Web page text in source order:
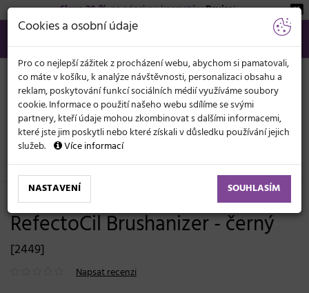
Sleva 20 %na pánskou kosmetikuBeviro!
566 440 099
info@svetkadernictvi.cz
Po−pá: 8−17
Vše o nákupu Kč
KATEGORIE
MENU
Kosmetické potřeby Řasy a obočí Nástroje a pomůcky
Stojánek na odkládání štětečků
RefectoCil Brushanizer - černý
[2449]
Napsat recenzi
Cookies a osobní údaje
Pro co nejlepší zážitek z procházení webu, abychom si pamatovali,
co máte v košíku, k analýze návštěvnosti, personalizaci obsahu a
reklam, poskytování funkcí sociálních médií využíváme soubory
cookie. Informace o použití našeho webu sdílíme se svými
partnery, kteří údaje mohou zkombinovat s dalšími informacemi,
které jste jim poskytli nebo které získali v důsledku používání jejich
služeb.
Více informací
NASTAVENÍ SOUHLASÍM